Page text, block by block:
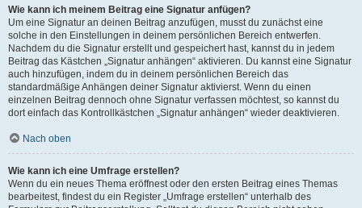
Wie kann ich meinem Beitrag eine Signatur anfügen?
Um eine Signatur an deinen Beitrag anzufügen, musst du zunächst eine
solche in den Einstellungen in deinem persönlichen Bereich entwerfen.
Nachdem du die Signatur erstellt und gespeichert hast, kannst du in jedem
Beitrag das Kästchen „Signatur anhängen“ aktivieren. Du kannst eine Signatur
auch hinzufügen, indem du in deinem persönlichen Bereich das
standardmäßige Anhängen deiner Signatur aktivierst. Wenn du einen
einzelnen Beitrag dennoch ohne Signatur verfassen möchtest, so kannst du
dort einfach das Kontrollkästchen „Signatur anhängen“ wieder deaktivieren.
Nach oben
Wie kann ich eine Umfrage erstellen?
Wenn du ein neues Thema eröffnest oder den ersten Beitrag eines Themas
bearbeitest, findest du ein Register „Umfrage erstellen“ unterhalb des